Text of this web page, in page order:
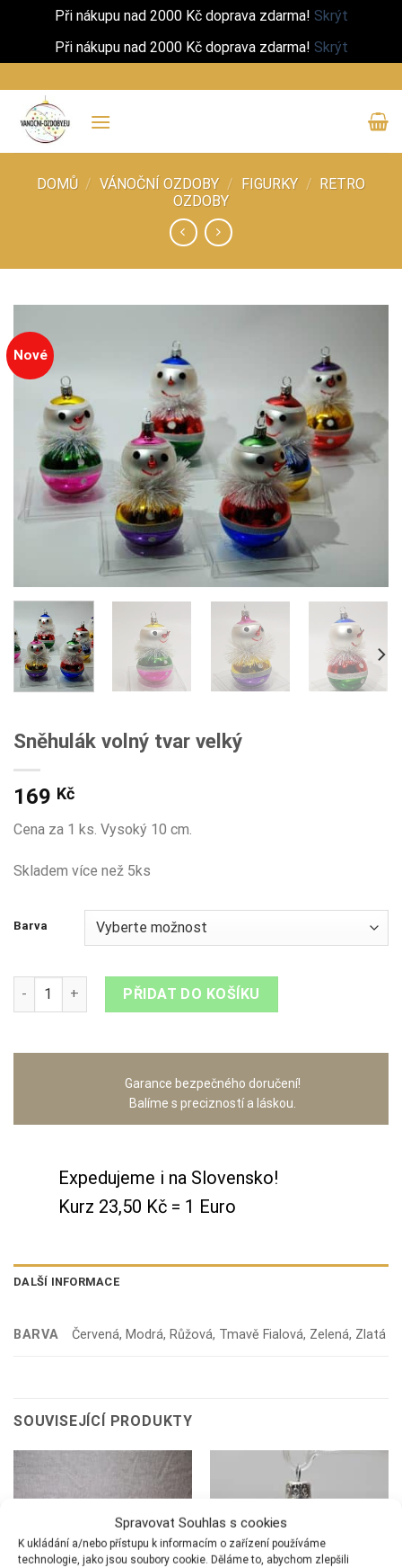
Spravovat Souhlas s cookies
K ukládání a/nebo přístupu k informacím o zařízení používáme
technologie, jako jsou soubory cookie. Děláme to, abychom zlepšili
Při nákupu nad 2000 Kč doprava zdarma! Skrýt
Při nákupu nad 2000 Kč doprava zdarma! Skrýt
na
obsah
DOMŮ / VÁNOČNÍ OZDOBY / FIGURKY / RETRO
OZDOBY
Nové
Sněhulák volný tvar velký
169 Kč
Cena za 1 ks. Vysoký 10 cm.
Skladem více než 5ks
Barva
Sněhulák volný tvar velký množství
PŘIDAT DO KOŠÍKU
Garance bezpečného doručení!
Balíme s precizností a láskou.
Expedujeme i na Slovensko!
Kurz 23,50 Kč = 1 Euro
DALŠÍ INFORMACE
BARVA Červená, Modrá, Růžová, Tmavě Fialová, Zelená, Zlatá
SOUVISEJÍCÍ PRODUKTY